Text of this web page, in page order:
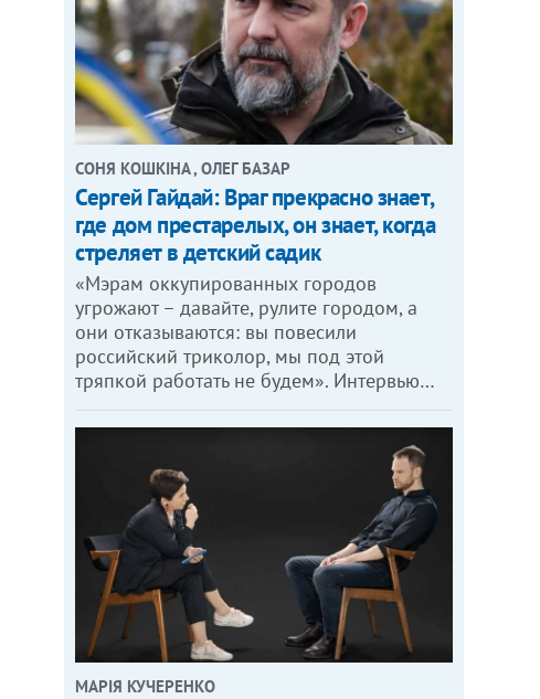
СОНЯ КОШКІНА , ОЛЕГ БАЗАР
Сергей Гайдай: Враг прекрасно знает,
где дом престарелых, он знает, когда
стреляет в детский садик
«Мэрам оккупированных городов
угрожают – давайте, рулите городом, а
они отказываются: вы повесили
российский триколор, мы под этой
тряпкой работать не будем». Интервью…
МАРІЯ КУЧЕРЕНКО